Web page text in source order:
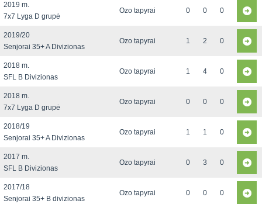
2019 m.
7x7 Lyga D grupė
Ozo tapyrai 0 0 0
2019/20
Senjorai 35+ A Divizionas
Ozo tapyrai 1 2 0
2018 m.
SFL B Divizionas
Ozo tapyrai 1 4 0
2018 m.
7x7 Lyga D grupė
Ozo tapyrai 0 0 0
2018/19
Senjorai 35+ A Divizionas
Ozo tapyrai 1 1 0
2017 m.
SFL B Divizionas
Ozo tapyrai 0 3 0
2017/18
Senjorai 35+ B divizionas
Ozo tapyrai 0 0 0